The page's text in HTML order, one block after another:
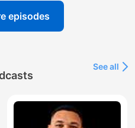
episodes
See all